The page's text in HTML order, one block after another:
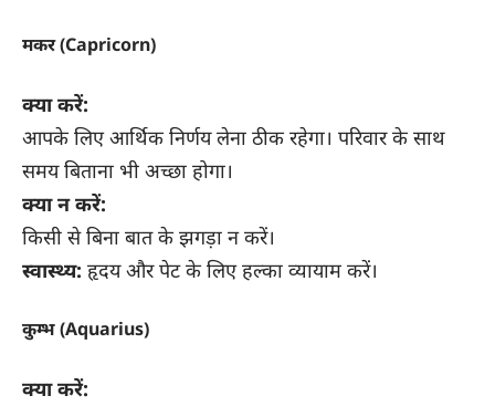
मकर (Capricorn)
क्या करें:
आपके लिए आर्थिक निर्णय लेना ठीक रहेगा। परिवार के साथ
समय बिताना भी अच्छा होगा।
क्या न करें:
किसी से बिना बात के झगड़ा न करें।
स्वास्थ्य: हृदय और पेट के लिए हल्का व्यायाम करें।
कुम्भ (Aquarius)
क्या करें: